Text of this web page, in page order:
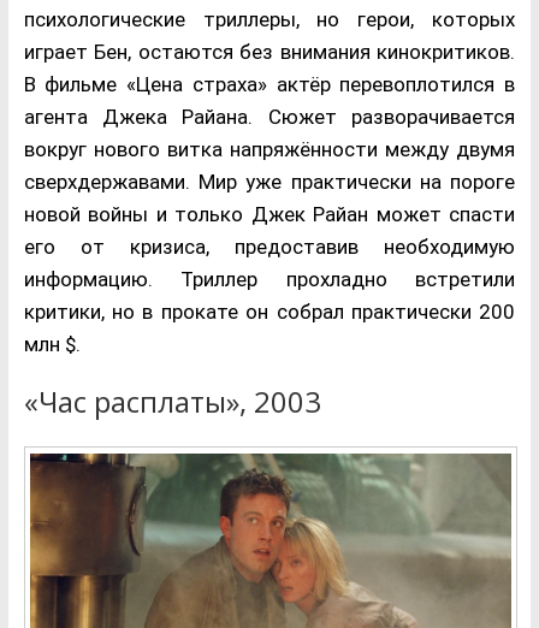
психологические триллеры, но герои, которых
играет Бен, остаются без внимания кинокритиков.
В фильме «Цена страха» актёр перевоплотился в
агента Джека Райана. Сюжет разворачивается
вокруг нового витка напряжённости между двумя
сверхдержавами. Мир уже практически на пороге
новой войны и только Джек Райан может спасти
его от кризиса, предоставив необходимую
информацию. Триллер прохладно встретили
критики, но в прокате он собрал практически 200
млн $.
«Час расплаты», 2003